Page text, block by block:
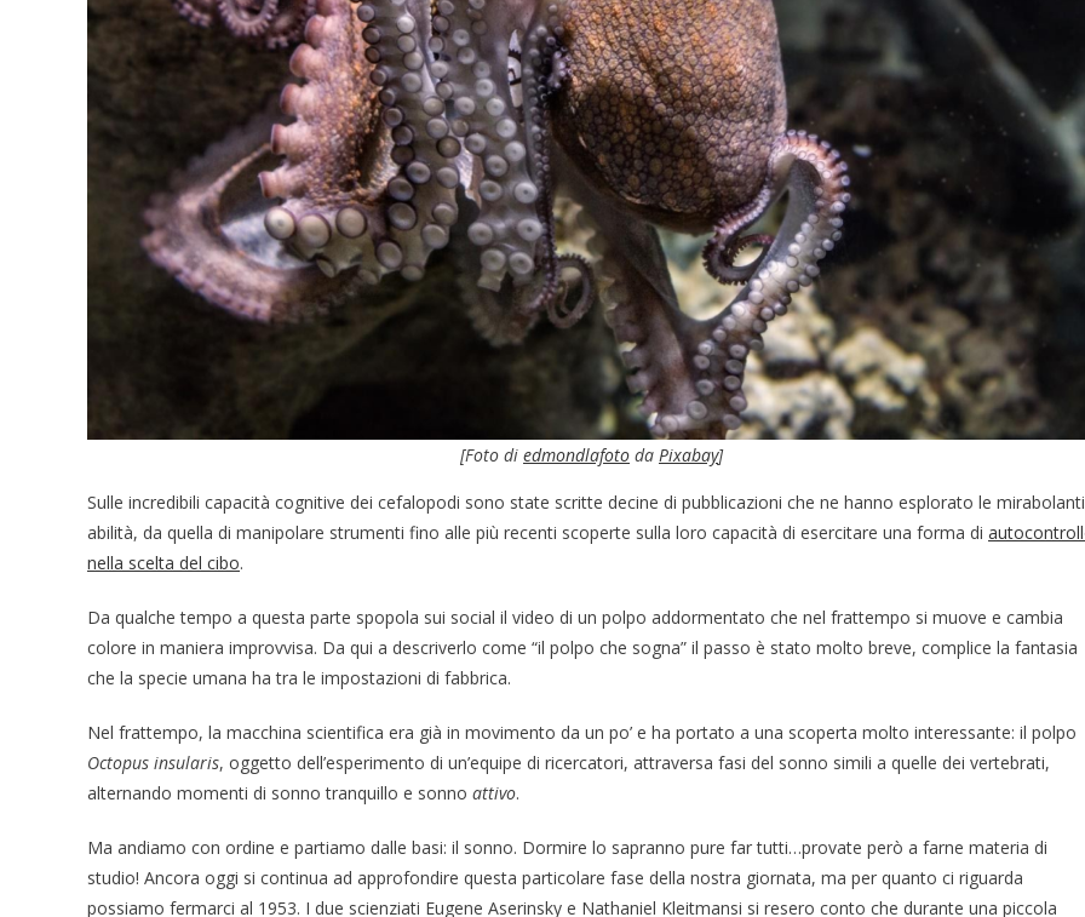
[Foto di edmondlafoto da Pixabay]
Sulle incredibili capacità cognitive dei cefalopodi sono state scritte decine di pubblicazioni che ne hanno esplorato le mirabolanti
abilità, da quella di manipolare strumenti fino alle più recenti scoperte sulla loro capacità di esercitare una forma di
nella scelta del cibo.
Da qualche tempo a questa parte spopola sui social il video di un polpo addormentato che nel frattempo si muove e cambia
colore in maniera improvvisa. Da qui a descriverlo come “il polpo che sogna” il passo è stato molto breve, complice la fantasia
che la specie umana ha tra le impostazioni di fabbrica.
Nel frattempo, la macchina scientifica era già in movimento da un po’ e ha portato a una scoperta molto interessante: il polpo
Octopus insularis, oggetto dell’esperimento di un’equipe di ricercatori, attraversa fasi del sonno simili a quelle dei vertebrati,
alternando momenti di sonno tranquillo e sonno attivo.
Ma andiamo con ordine e partiamo dalle basi: il sonno. Dormire lo sapranno pure far tutti…provate però a farne materia di
studio! Ancora oggi si continua ad approfondire questa particolare fase della nostra giornata, ma per quanto ci riguarda
possiamo fermarci al 1953. I due scienziati Eugene Aserinsky e Nathaniel Kleitmansi si resero conto che durante una piccola